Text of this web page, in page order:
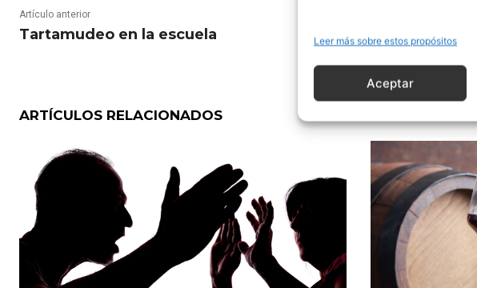
Leer más sobre estos propósitos
Aceptar
Artículo anterior
Tartamudeo en la escuela
Lidiar
ARTÍCULOS RELACIONADOS